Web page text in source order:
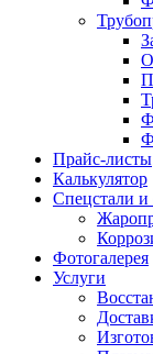
Прайс-листы
Калькулятор
Спецстали и
Фотогалерея
Услуги